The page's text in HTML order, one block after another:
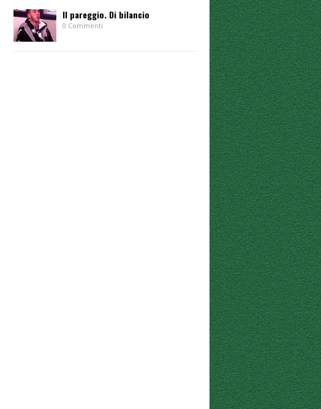
Il pareggio. Di bilancio
0 Commenti